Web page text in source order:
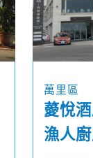
萬里區
薆悅
漁人